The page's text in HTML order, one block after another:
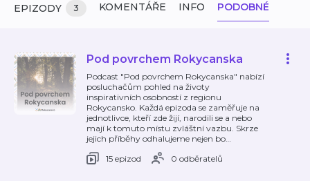
EPIZODY 3 KOMENTÁŘE INFO PODOBNÉ
Pod povrchem Rokycanska
Podcast "Pod povrchem Rokycanska" nabízí
posluchačům pohled na životy
inspirativních osobností z regionu
Rokycansko. Každá epizoda se zaměřuje na
jednotlivce, kteří zde žijí, narodili se a nebo
mají k tomuto místu zvláštní vazbu. Skrze
jejich příběhy odhalujeme nejen bo…
15 epizod
0 odběratelů